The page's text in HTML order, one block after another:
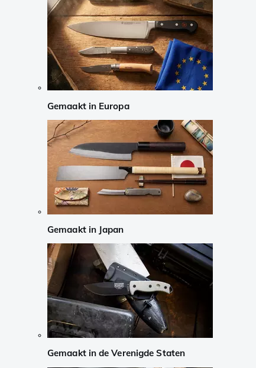
Gemaakt in Europa
Gemaakt in Japan
Gemaakt in de Verenigde Staten